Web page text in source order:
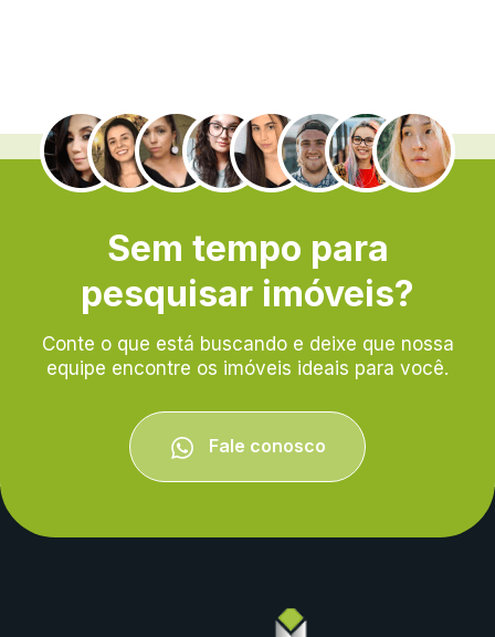
.
Sem tempo para
pesquisar imóveis?
Conte o que está buscando e deixe que nossa
equipe encontre os imóveis ideais para você.
Fale conosco